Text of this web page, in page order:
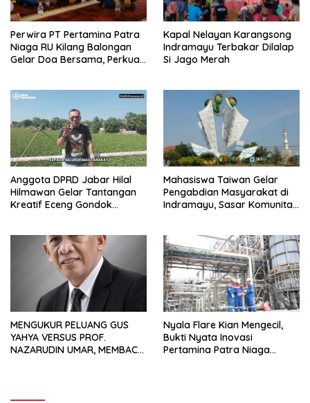
Perwira PT Pertamina Patra
Niaga RU Kilang Balongan
Gelar Doa Bersama, Perkuat
Kapal Nelayan Karangsong
Indramayu Terbakar Dilalap
Si Jago Merah
Anggota DPRD Jabar Hilal
Hilmawan Gelar Tantangan
Kreatif Eceng Gondok
Mahasiswa Taiwan Gelar
Pengabdian Masyarakat di
Indramayu, Sasar Komunitas
MENGUKUR PELUANG GUS
YAHYA VERSUS PROF.
NAZARUDIN UMAR, MEMBACA
Nyala Flare Kian Mengecil,
Bukti Nyata Inovasi
Pertamina Patra Niaga